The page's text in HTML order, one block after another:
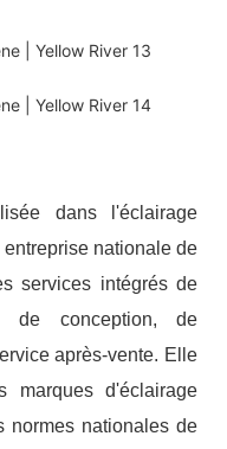
dans l'éclairage
nationale de
services intégrés de
de conception, de
après-vente. Elle
marques d'éclairage
normes nationales de